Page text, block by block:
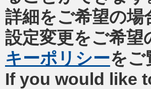
詳細をご希望の
設定変更をご希
キーポリシーをご
If you would like